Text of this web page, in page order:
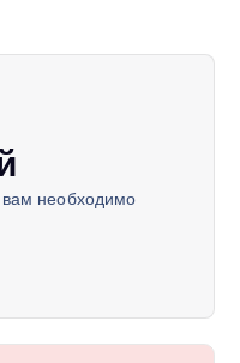
необходимо